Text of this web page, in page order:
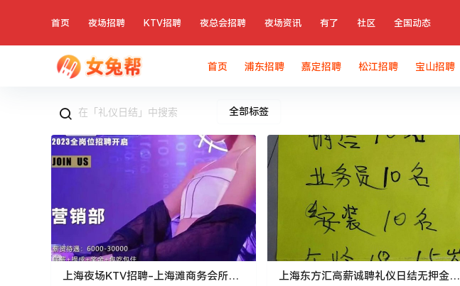
首页 夜场招聘 KTV招聘 夜总会招聘 夜场资讯 有了 社区 全国动态
首页 浦东招聘 嘉定招聘 松江招聘 宝山招聘
全部标签
上海夜场KTV招聘-上海滩商务会所礼
上海东方汇高薪诚聘礼仪日结无押金报